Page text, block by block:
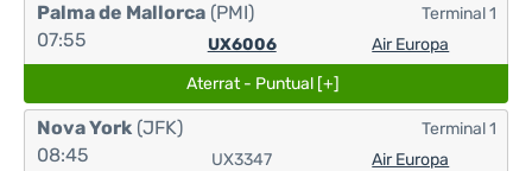
Palma de Mallorca (PMI)
07:55
UX6006 Air Europa
Terminal 1
Aterrat - Puntual [+]
Nova York (JFK)
08:45
UX3347 Air Europa
Terminal 1